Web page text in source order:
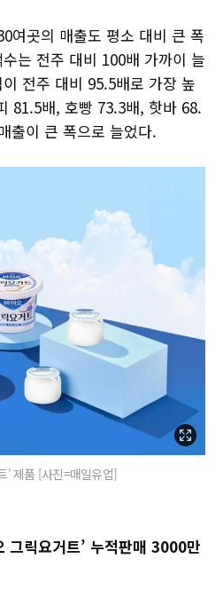
여곳의 매출도 평소 대비 큰 폭
는 전주 대비 100배 가까이 늘
전주 대비 95.5배로 가장 높
81.5배, 호빵 73.3배, 핫바 68.
출이 큰 폭으로 늘었다.
' 제품 [사진=매일유업]
릭요거트’ 누적판매 3000만